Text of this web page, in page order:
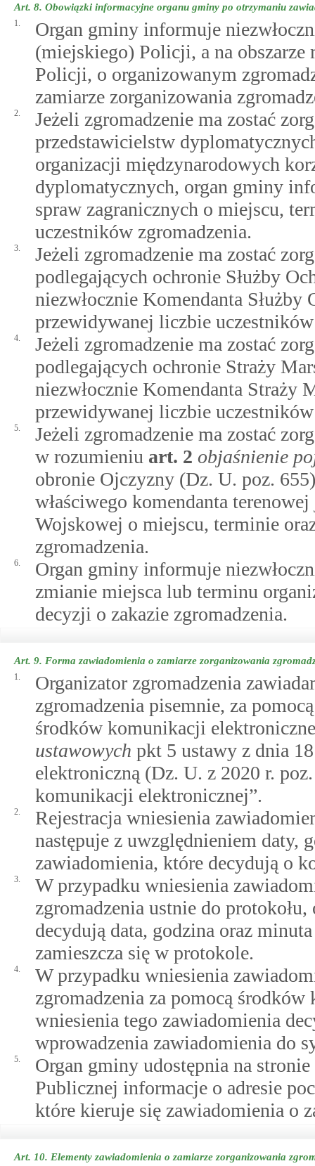
Art. 8. Obowiązki informacyjne organu gminy po otrzymaniu
1.
Organ gminy informuje
(miejskiego) Policji, a na obszarze
Policji, o organizowanym
zamiarze zorganizowania
2.
Jeżeli zgromadzenie ma zostać
przedstawicielstw
organizacji międzynarodowych
dyplomatycznych, organ gminy
spraw zagranicznych o miejscu,
uczestników zgromadzenia.
3.
Jeżeli zgromadzenie ma zostać
podlegających ochronie Służby
niezwłocznie Komendanta
przewidywanej liczbie
4.
Jeżeli zgromadzenie ma zostać
podlegających ochronie Straży
niezwłocznie Komendanta Straży
przewidywanej liczbie
5.
Jeżeli zgromadzenie ma zostać
w rozumieniu art. 2 objaśnienie
obronie Ojczyzny (Dz. U. poz.
właściwego komendanta
Wojskowej o miejscu, terminie
zgromadzenia.
6.
Organ gminy informuje
zmianie miejsca lub terminu
decyzji o zakazie zgromadzenia.
Art. 9. Forma zawiadomienia o zamiarze zorganizowania
1.
Organizator zgromadzenia
zgromadzenia pisemnie, za
środków komunikacji
ustawowych pkt 5 ustawy z dnia
elektroniczną (Dz. U. z 2020 r.
komunikacji elektronicznej”.
2.
Rejestracja wniesienia
następuje z uwzględnieniem daty,
zawiadomienia, które decydują o
3.
W przypadku wniesienia
zgromadzenia ustnie do
decydują data, godzina oraz
zamieszcza się w protokole.
4.
W przypadku wniesienia
zgromadzenia za pomocą
wniesienia tego zawiadomienia
wprowadzenia zawiadomienia do
5.
Organ gminy udostępnia na
Publicznej informacje o adresie
które kieruje się zawiadomienia o
Art. 10. Elementy zawiadomienia o zamiarze zorganizowania